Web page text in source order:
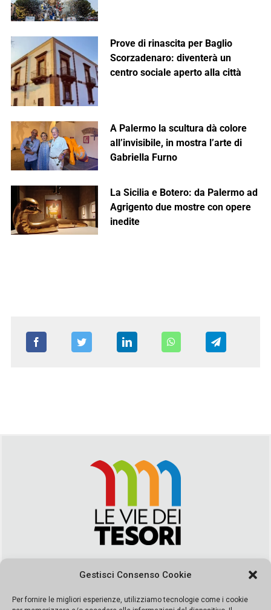
Gestisci Consenso Cookie
Per fornire le migliori esperienze, utilizziamo tecnologie come i cookie
Prove di rinascita per Baglio
Scorzadenaro: diventerà un
centro sociale aperto alla città
A Palermo la scultura dà colore
all’invisibile, in mostra l’arte di
Gabriella Furno
La Sicilia e Botero: da Palermo ad
Agrigento due mostre con opere
inedite
segreteria@leviedeitesori.it